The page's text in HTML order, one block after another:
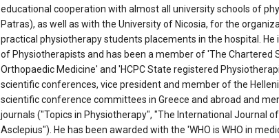
educational cooperation with almost all university schools of
Patras), as well as with the University of Nicosia, for the
practical physiotherapy students placements in the hospital.
of Physiotherapists and has been a member of 'The Chartered
Orthopaedic Medicine' and 'HCPC State registered
scientific conferences, vice president and member of the
scientific conference committees in Greece and abroad and
journals ("Topics in Physiotherapy", "The International Journal
Asclepius"). He has been awarded with the 'WHO is WHO in